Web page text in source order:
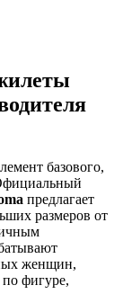
базового,
предлагает
размеров от
женщин,
фигуре,